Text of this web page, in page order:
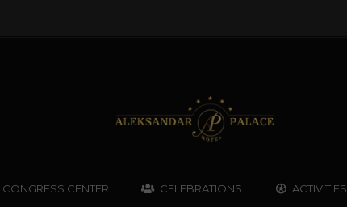
CONGRESS CENTER CELEBRATIONS ACTIVITIES